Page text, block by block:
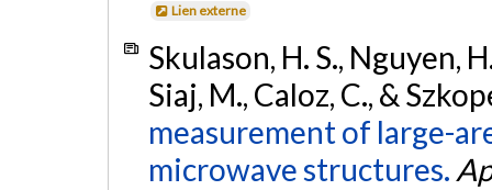
Lien externe
Skulason, H. S., Nguyen,
Siaj, M., Caloz, C., &
measurement of large-
microwave structures.